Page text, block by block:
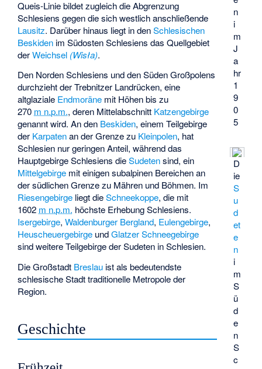
n
i
m
J
a
hr
1
9
0
5
D
ie
S
u
d
et
e
n
i
m
S
ü
d
e
n
S
c
Queis-Linie bildet zugleich die Abgrenzung
Schlesiens gegen die sich westlich anschließende
Lausitz. Darüber hinaus liegt in denSchlesischen
Beskiden im Südosten Schlesiens das Quellgebiet
derWeichsel (Wisła).
Den Norden Schlesiens und den Süden Großpolens
durchzieht derTrebnitzer Landrücken, eine
altglaziale Endmoräne mit Höhen bis zu
270 m n.p.m., deren Mittelabschnitt Katzengebirge
genannt wird. An den Beskiden, einem Teilgebirge
der Karpatenan der Grenze zu Kleinpolen, hat
Schlesien nur geringen Anteil, während das
Hauptgebirge Schlesiens dieSudetensind, ein
Mittelgebirge mit einigen subalpinen Bereichen an
der südlichen Grenze zu Mähren und Böhmen. Im
Riesengebirge liegt dieSchneekoppe, die mit
1602 m n.p.m. höchste Erhebung Schlesiens.
Isergebirge,Waldenburger Bergland, Eulengebirge,
Heuscheuergebirge undGlatzer Schneegebirge
sind weitere Teilgebirge der Sudeten in Schlesien.
Die Großstadt Breslau ist als bedeutendste
schlesische Stadt traditionelle Metropole der
Region.
Geschichte